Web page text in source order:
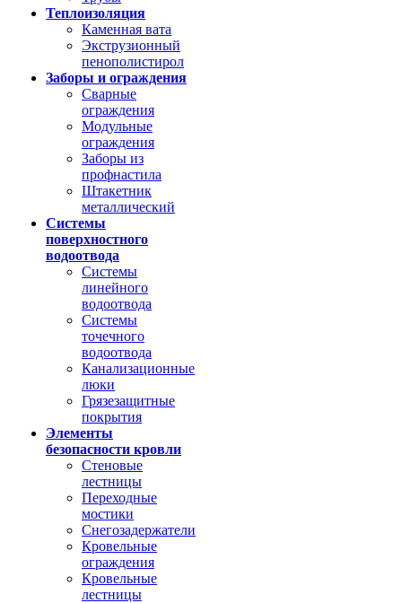
Теплоизоляция
Каменная вата
Экструзионный
пенополистирол
Заборы и ограждения
Сварные
ограждения
Модульные
ограждения
Заборы из
профнастила
Штакетник
металлический
Системы
поверхностного
водоотвода
Системы
линейного
водоотвода
Системы
точечного
водоотвода
Канализационные
люки
Грязезащитные
покрытия
Элементы
безопасности кровли
Стеновые
лестницы
Переходные
мостики
Снегозадержатели
Кровельные
ограждения
Кровельные
лестницы